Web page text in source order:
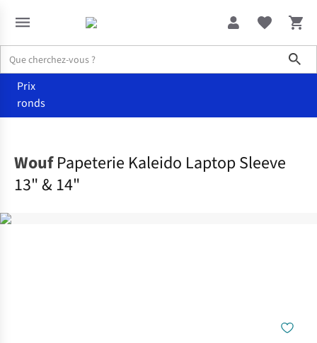
Prix
ronds
Wouf Papeterie Kaleido Laptop Sleeve
13" & 14"